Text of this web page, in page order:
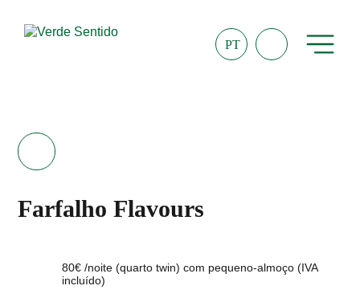
PT
Farfalho Flavours
80€ /noite (quarto twin) com pequeno-almoço (IVA
incluído)